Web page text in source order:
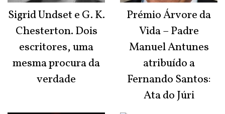
Sigrid Undset e G. K.
Chesterton. Dois
escritores, uma
mesma procura da
verdade
Prémio Árvore da
Vida – Padre
Manuel Antunes
atribuído a
Fernando Santos:
Ata do Júri